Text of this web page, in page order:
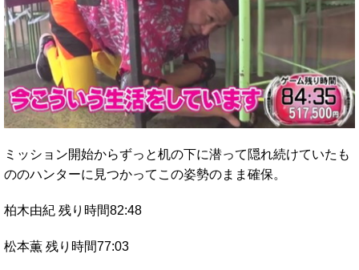
ミッション開始からずっと机の下に潜って隠れ続けていたも
ののハンターに見つかってこの姿勢のまま確保。
柏木由紀 残り時間82:48
松本薫 残り時間77:03